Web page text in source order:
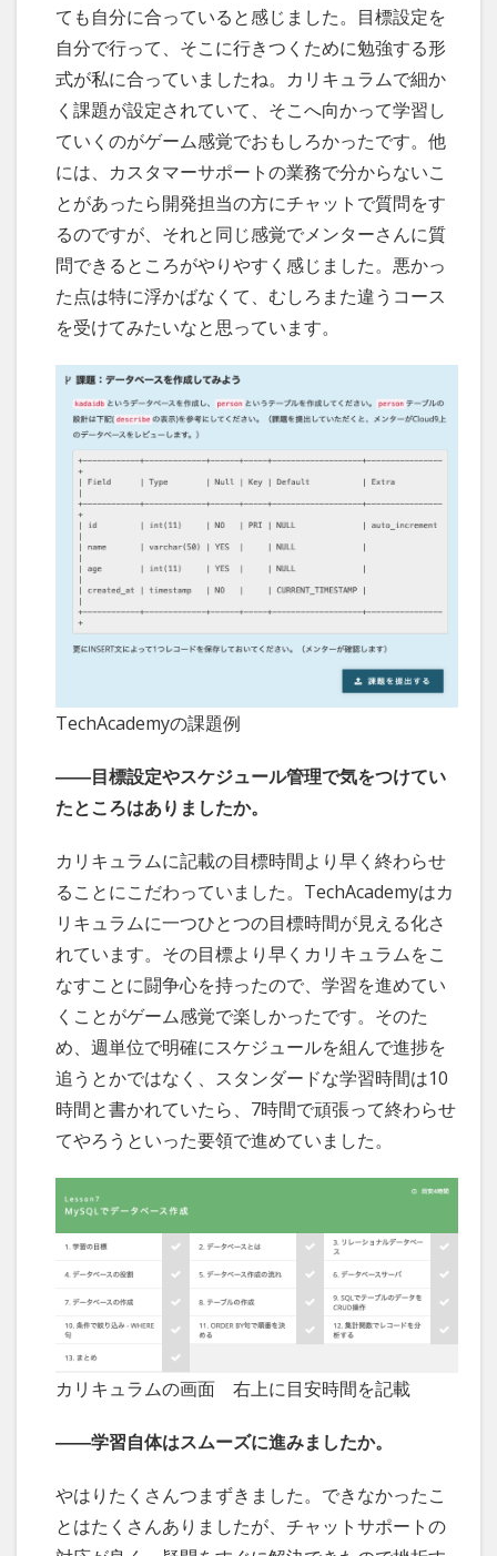
ても自分に合っていると感じました。目標設定を
自分で行って、そこに行きつくために勉強する形
式が私に合っていましたね。カリキュラムで細か
く課題が設定されていて、そこへ向かって学習し
ていくのがゲーム感覚でおもしろかったです。他
には、カスタマーサポートの業務で分からないこ
とがあったら開発担当の方にチャットで質問をす
るのですが、それと同じ感覚でメンターさんに質
問できるところがやりやすく感じました。悪かっ
た点は特に浮かばなくて、むしろまた違うコース
を受けてみたいなと思っています。
TechAcademyの課題例
――目標設定やスケジュール管理で気をつけてい
たところはありましたか。
カリキュラムに記載の目標時間より早く終わらせ
ることにこだわっていました。TechAcademyはカ
リキュラムに一つひとつの目標時間が見える化さ
れています。その目標より早くカリキュラムをこ
なすことに闘争心を持ったので、学習を進めてい
くことがゲーム感覚で楽しかったです。そのた
め、週単位で明確にスケジュールを組んで進捗を
追うとかではなく、スタンダードな学習時間は10
時間と書かれていたら、7時間で頑張って終わらせ
てやろうといった要領で進めていました。
カリキュラムの画面 右上に目安時間を記載
――学習自体はスムーズに進みましたか。
やはりたくさんつまずきました。できなかったこ
とはたくさんありましたが、チャットサポートの